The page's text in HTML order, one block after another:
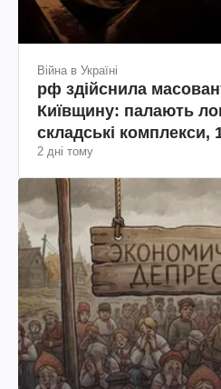
Війна в Україні
рф здійснила
Київщину: палають
складські комплекси,
поранених (фото,
2 дні тому